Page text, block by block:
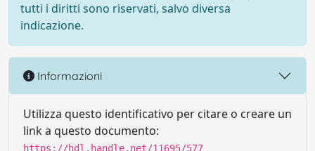
tutti i diritti sono riservati, salvo diversa
indicazione.
Informazioni
Utilizza questo identificativo per citare o creare un
link a questo documento:
https://hdl.handle.net/11695/577